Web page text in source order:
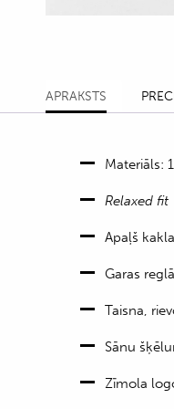
APRAKSTS
Materiāls:
Relaxed fit
Apaļš
Garas
Taisna,
Sānu
Zīmola